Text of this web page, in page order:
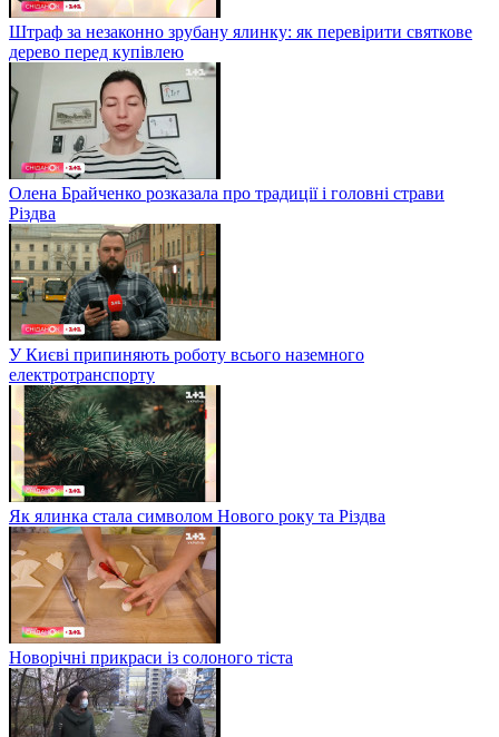
Штраф за незаконно зрубану ялинку: як перевірити святкове
дерево перед купівлею
Олена Брайченко розказала про традиції і головні страви
Різдва
У Києві припиняють роботу всього наземного
електротранспорту
Як ялинка стала символом Нового року та Різдва
Новорічні прикраси із солоного тіста